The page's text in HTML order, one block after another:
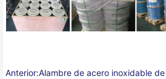
Anterior:Alambre de acero inoxidable